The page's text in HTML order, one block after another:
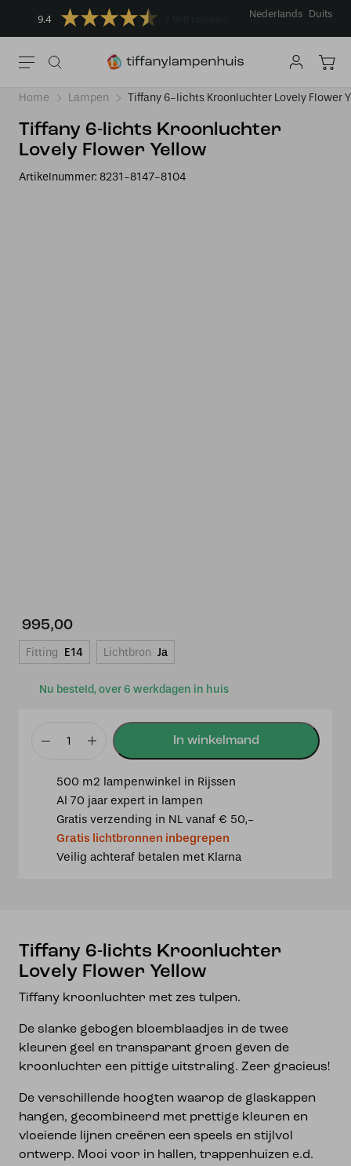
9.4 Nederlands Duits
Home Lampen Tiffany 6-lichts Kroonluchter Lovely Flower
Tiffany 6-lichts Kroonluchter
Lovely Flower Yellow
Artikelnummer: 8231-8147-8104
Nu besteld, over 6 werkdagen in huis
995,00
Fitting E14 Lichtbron Ja
Tiffany
lichts
Kroonluchter
Lovely
Flower
Yellow
500 m2 lampenwinkel in Rijssen
Al 70 jaar expert in lampen
Gratis verzending in NL vanaf € 50,-
Gratis lichtbronnen inbegrepen
Veilig achteraf betalen met Klarna
Tiffany 6-lichts Kroonluchter
Lovely Flower Yellow
Tiffany kroonluchter met zes tulpen.
De slanke gebogen bloemblaadjes in de twee
kleuren geel en transparant groen geven de
kroonluchter een pittige uitstraling. Zeer gracieus!
De verschillende hoogten waarop de glaskappen
hangen, gecombineerd met prettige kleuren en
vloeiende lijnen creëren een speels en stijlvol
ontwerp. Mooi voor in hallen, trappenhuizen e.d.